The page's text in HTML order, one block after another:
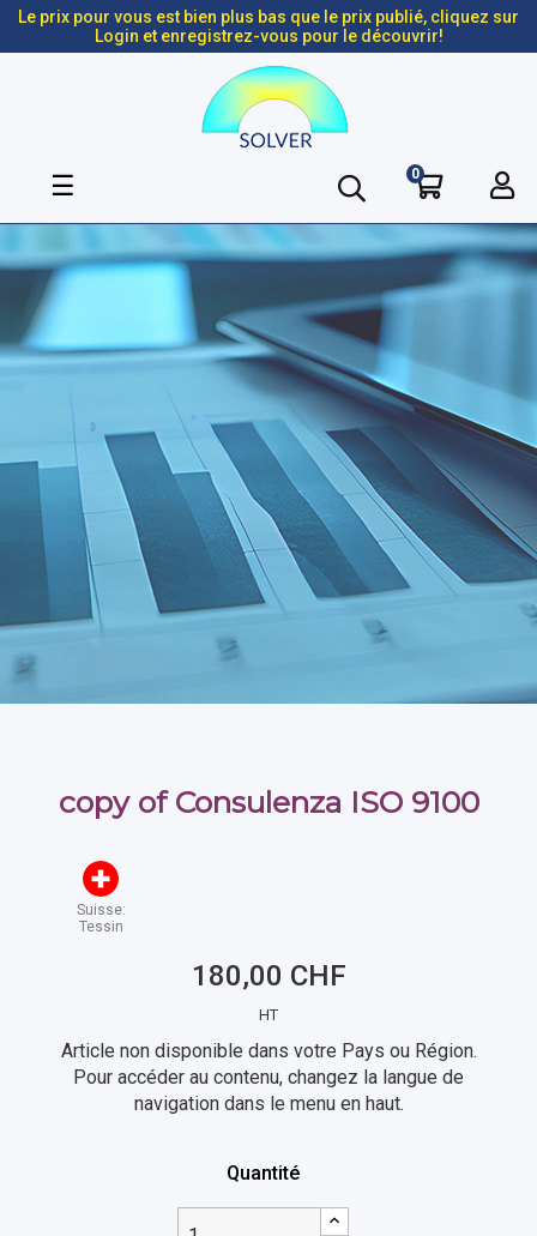
Le prix pour vous est bien plus bas que le prix publié, cliquez sur
Login et enregistrez-vous pour le découvrir!
Basculer
navigation
☰ 0
copy of Consulenza ISO 9100
Suisse:
Tessin
180,00 CHF
HT
Article non disponible dans votre Pays ou Région.
Pour accéder au contenu, changez la langue de
navigation dans le menu en haut.
Quantité